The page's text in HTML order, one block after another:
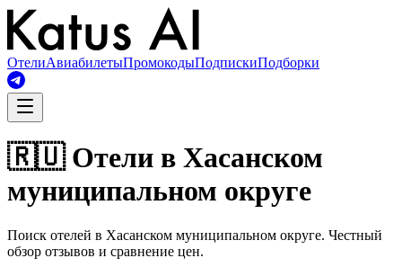
ОтелиАвиабилетыПромокодыПодпискиПодборки
🇷🇺 Отели в Хасанском
муниципальном округе
Поиск отелей в Хасанском муниципальном округе. Честный
обзор отзывов и сравнение цен.